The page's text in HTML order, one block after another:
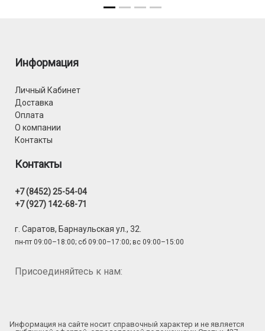
Информация
Личный Кабинет
Доставка
Оплата
О компании
Контакты
Контакты
+7 (8452) 25-54-04
+7 (927) 142-68-71
г. Саратов, Барнаульская ул., 32.
пн-пт 09:00–18:00; сб 09:00–17:00; вс 09:00–15:00
Присоединяйтесь к нам:
Информация на сайте носит справочный характер и не является